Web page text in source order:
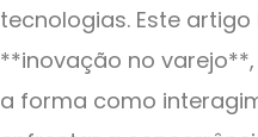
tecnologias. Este
**inovação no
a forma como